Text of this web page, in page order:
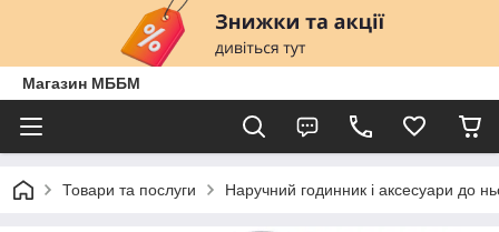
Магазин МББМ
Товари та послуги Наручний годинник і аксесуари до